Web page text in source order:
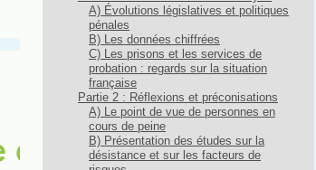
A) Évolutions législatives et politiques
pénales
B) Les données chiffrées
C) Les prisons et les services de
probation : regards sur la situation
française
Partie 2 : Réflexions et préconisations
A) Le point de vue de personnes en
cours de peine
B) Présentation des études sur la
désistance et sur les facteurs de